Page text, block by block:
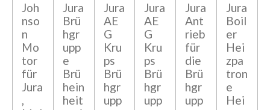
Joh
nso
n
Mo
tor
für
Jura
,
Jura
Brü
hgr
upp
e
Brü
hein
heit
Jura
AE
G
Kru
ps
Brü
hgr
upp
Jura
AE
G
Kru
ps
Brü
hgr
upp
Jura
Ant
rieb
für
die
Brü
hgr
upp
Jura
Boil
er
Hei
zpa
tron
e
Hei